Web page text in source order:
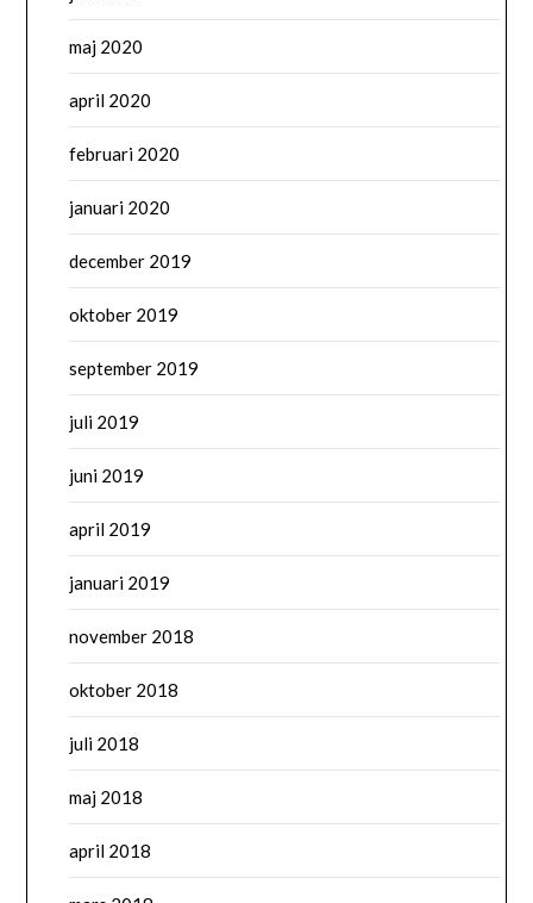
maj 2020
april 2020
februari 2020
januari 2020
december 2019
oktober 2019
september 2019
juli 2019
juni 2019
april 2019
januari 2019
november 2018
oktober 2018
juli 2018
maj 2018
april 2018